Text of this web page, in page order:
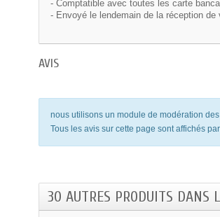
- Comptatible avec toutes les carte
- Envoyé le lendemain de la réception de
AVIS
nous utilisons un module de modération
Tous les avis sur cette page sont affichés
30 AUTRES PRODUITS DANS